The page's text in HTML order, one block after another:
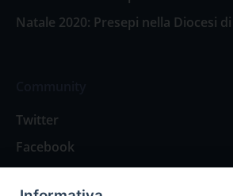
Natale 2020: Presepi nella Diocesi
Twitter
Facebook
Contattaci